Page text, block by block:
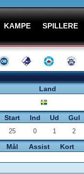
KAMPE SPILLERE
Land
Start Ind Ud Gul
25 0 1 2
Mål Assist Kort